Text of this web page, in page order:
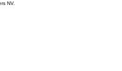
NV.